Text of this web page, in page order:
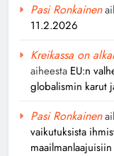
Pasi Ronkainen
11.2.2026
Kreikassa on
aiheesta EU:n
globalismin karut
Pasi Ronkainen
vaikutuksista